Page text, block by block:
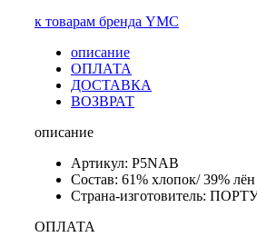
к товарам бренда YMC
описание
ОПЛАТА
ДОСТАВКА
ВОЗВРАТ
описание
Артикул: P5NAB
Состав: 61% хлопок/ 39% лён
Страна-изготовитель:
ОПЛАТА